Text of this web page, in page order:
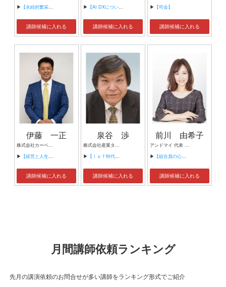
▶ 【永続的繁栄の組織づくり】
講師候補に入れる
▶ 【AI DXについて】
講師候補に入れる
▶ 【司会】
講師候補に入れる
伊藤 一正
株式会社カーベル代表取締役社長 プロレスラーカーベル伊藤
▶ 【経営と人生がHappyになる3つのキーワード】
講師候補に入れる
泉谷 渉
株式会社産業タイムズ社 代表取締役会長 半導体産業新聞 特別編集委員
▶ 【ＩｏＴ時代にニッポンの製造業が一気に抜け出す！！ ～世界トップシェアのセンサーとロボットで戦え！】
講師候補に入れる
前川 由希子
アンドマイ 代表 組織活性化コンサルタント
▶ 【組合員の心をぐっと掴むコミュニケーション術～組合員が「あなたが言うなら」と動き出す３ステップ～】
講師候補に入れる
月間講師依頼ランキング
先月の講演依頼のお問合せが多い講師をランキング形式でご紹介